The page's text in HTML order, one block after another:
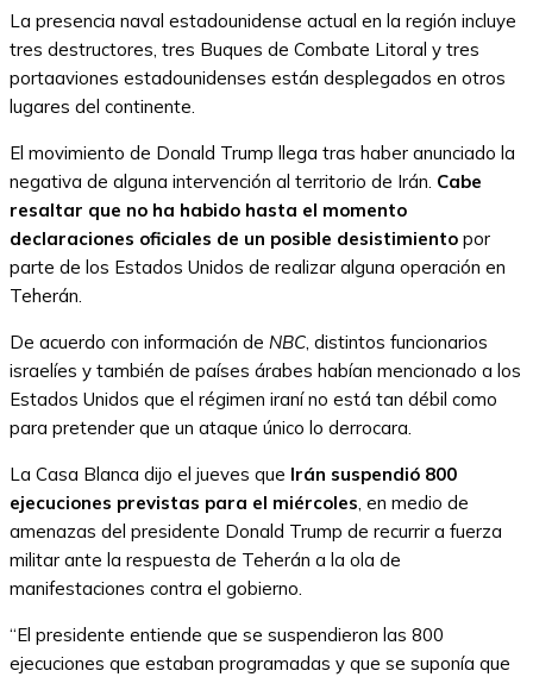
La presencia naval estadounidense actual en la región incluye
tres destructores, tres Buques de Combate Litoral y tres
portaaviones estadounidenses están desplegados en otros
lugares del continente.
El movimiento de Donald Trump llega tras haber anunciado la
negativa de alguna intervención al territorio de Irán. Cabe
resaltar que no ha habido hasta el momento
declaraciones oficiales de un posible desistimiento por
parte de los Estados Unidos de realizar alguna operación en
Teherán.
De acuerdo con información de NBC, distintos funcionarios
israelíes y también de países árabes habían mencionado a los
Estados Unidos que el régimen iraní no está tan débil como
para pretender que un ataque único lo derrocara.
La Casa Blanca dijo el jueves que Irán suspendió 800
ejecuciones previstas para el miércoles, en medio de
amenazas del presidente Donald Trump de recurrir a fuerza
militar ante la respuesta de Teherán a la ola de
manifestaciones contra el gobierno.
“El presidente entiende que se suspendieron las 800
ejecuciones que estaban programadas y que se suponía que